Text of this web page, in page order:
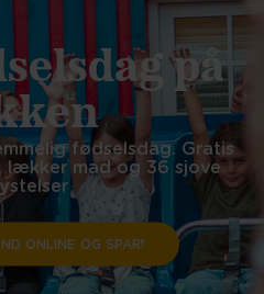
på
fødselsdag. Gratis
lækker mad og 36 sjove
ONLINE OG SPAR!